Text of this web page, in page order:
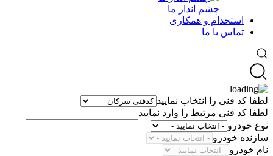
چشم انداز ما
استخدام و همکاری
تماس با ما
لطفا کد فنی را انتخاب نمایید
لطفا کد فنی مرتبط را وارد نمایید
نوع خودرو
سازنده خودرو
نام خودرو